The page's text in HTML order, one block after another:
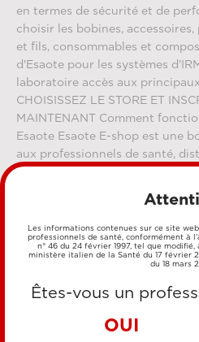
en termes de sécurité et de
choisir les bobines,
et fils, consommables et
d'Esaote pour les systèmes
laboratoire accès aux
CHOISISSEZ LE STORE ET
MAINTENANT Comment
Esaote Esaote E-shop est une
aux professionnels de santé,
partenaires pour l'achat d'une
tant qu'invité sans inscription.
compte sera examinée et
conclusion de la procédure
utilisateurs enregistrés, validés
possibilité d'accéder et
remis à neuf pour renouveler
Les informations contenues sur ce site
professionnels de santé, conformément à
n° 46 du 24 février 1997, tel que
ministère italien de la Santé du 17 février
du 18 mars
Êtes-vous un
OUI